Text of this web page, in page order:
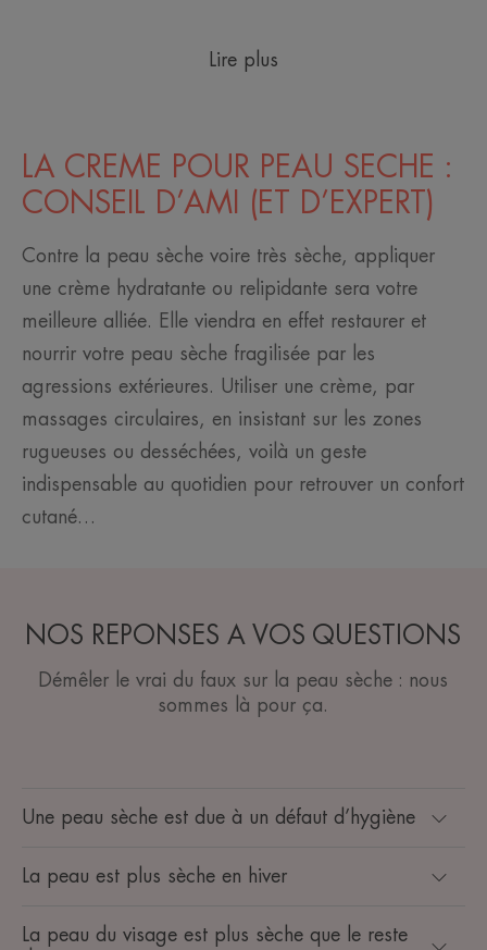
Lire plus
LA CREME POUR PEAU SECHE :
CONSEIL D’AMI (ET D’EXPERT)
Contre la peau sèche voire très sèche, appliquer
une crème hydratante ou relipidante sera votre
meilleure alliée. Elle viendra en effet restaurer et
nourrir votre peau sèche fragilisée par les
agressions extérieures. Utiliser une crème, par
massages circulaires, en insistant sur les zones
rugueuses ou desséchées, voilà un geste
indispensable au quotidien pour retrouver un confort
cutané…
NOS REPONSES A VOS QUESTIONS
Démêler le vrai du faux sur la peau sèche : nous
sommes là pour ça.
Une peau sèche est due à un défaut d’hygiène
La peau est plus sèche en hiver
La peau du visage est plus sèche que le reste